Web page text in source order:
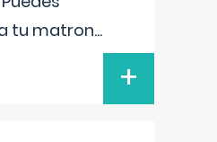
tu matron...
+